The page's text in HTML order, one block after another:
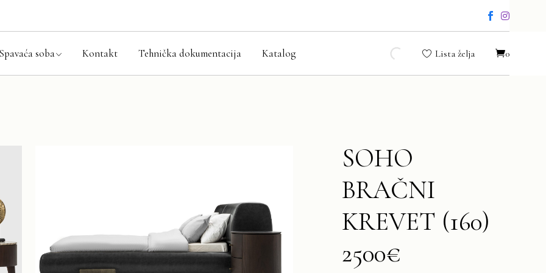
Spavaća soba Kontakt Tehnička dokumentacija Katalog Lista želja 0
ormarići
SOHO
BRAČNI
KREVET (160)
2500€